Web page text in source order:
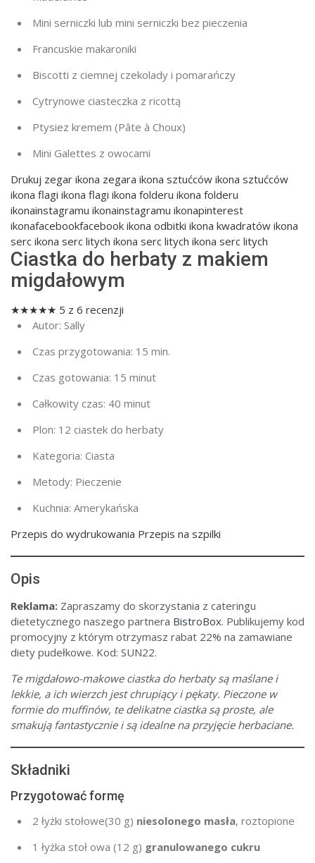
Mini serniczki lub mini serniczki bez pieczenia
Francuskie makaroniki
Biscotti z ciemnej czekolady i pomarańczy
Cytrynowe ciasteczka z ricottą
Ptysiez kremem (Pâte à Choux)
Mini Galettes z owocami
Drukuj zegar ikona zegara ikona sztućców ikona sztućców
ikona flagi ikona flagi ikona folderu ikona folderu
ikonainstagramu ikonainstagramu ikonapinterest
ikonafacebookfacebook ikona odbitki ikona kwadratów ikona
serc ikona serc litych ikona serc litych ikona serc litych
Ciastka do herbaty z makiem
migdałowym
★★★★★ 5 z 6 recenzji
Autor: Sally
Czas przygotowania: 15 min.
Czas gotowania: 15 minut
Całkowity czas: 40 minut
Plon: 12 ciastek do herbaty
Kategoria: Ciasta
Metody: Pieczenie
Kuchnia: Amerykańska
Przepis do wydrukowania Przepis na szpilki
Opis
Reklama: Zapraszamy do skorzystania z cateringu
dietetycznego naszego partnera BistroBox. Publikujemy kod
promocyjny z którym otrzymasz rabat 22% na zamawiane
diety pudełkowe. Kod: SUN22.
Te migdałowo-makowe ciastka do herbatysą maślane i
lekkie, a ich wierzch jest chrupiący i pękaty. Pieczone w
formie do muffinów, te delikatne ciastka są proste, ale
smakują fantastycznie i są idealne na przyjęcie herbaciane.
Składniki
Przygotować formę
2 łyżki stołowe(30 g) niesolonego masła, roztopione
1 łyżka stoł owa (12 g) granulowanego cukru